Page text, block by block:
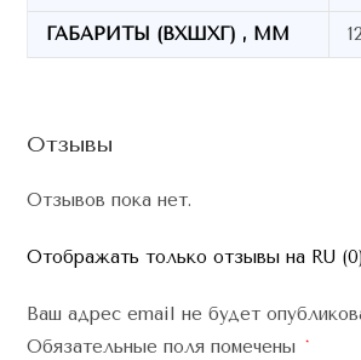
ГАБАРИТЫ (ВХШХГ) , ММ
Отзывы
Отзывов пока нет.
Отображать только отзывы на RU
Ваш адрес email не будет
Обязательные поля помечены
*